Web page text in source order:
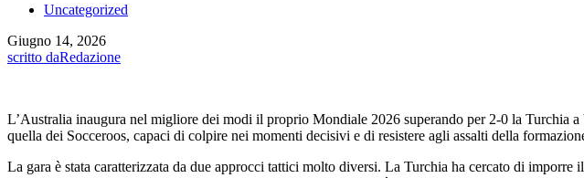
Uncategorized
Giugno 14, 2026
scritto daRedazione
L’Australia inaugura nel migliore dei modi il proprio Mondiale 2026 superando per 2-0 la Turchia
quella dei Socceroos, capaci di colpire nei momenti decisivi e di resistere agli assalti della
La gara è stata caratterizzata da due approcci tattici molto diversi. La Turchia ha cercato di